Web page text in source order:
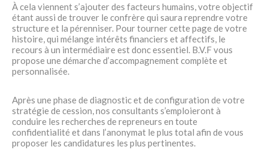
À cela viennent s’ajouter des facteurs humains, votre objectif
étant aussi de trouver le confrère qui saura reprendre votre
structure et la pérenniser. Pour tourner cette page de votre
histoire, qui mélange intérêts financiers et affectifs, le
recours à un intermédiaire est donc essentiel. B.V.F vous
propose une démarche d’accompagnement complète et
personnalisée.
Après une phase de diagnostic et de configuration de votre
stratégie de cession, nos consultants s’emploieront à
conduire les recherches de repreneurs en toute
confidentialité et dans l’anonymat le plus total afin de vous
proposer les candidatures les plus pertinentes.